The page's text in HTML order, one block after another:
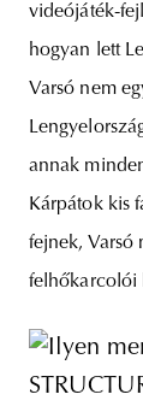
videójáték-
hogyan lett
Varsó nem
annak
Kárpátok kis
fejnek, Varsó
felhőkarcolói